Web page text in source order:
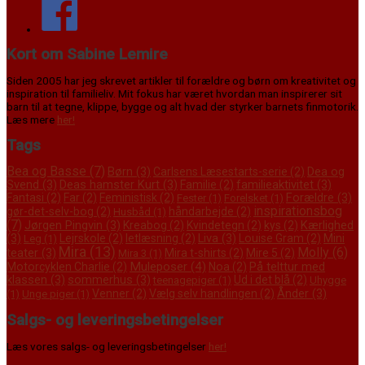
Kort om Sabine Lemire
Siden 2005 har jeg skrevet artikler til forældre og børn om kreativitet og
inspiration til familieliv. Mit fokus har været hvordan man inspirerer sit
barn til at tegne, klippe, bygge og alt hvad der styrker barnets finmotorik.
Læs mere her!
Tags
Bea og Basse (7) Børn (3) Carlsens Læsestarts-serie (2) Dea og
Svend (3) Deas hamster Kurt (3) Familie (2) familieaktivitet (3)
Fantasi (2) Far (2) Feministisk (2) Fester (1) Forelsket (1) Forældre (3)
gør-det-selv-bog (2) Husbåd (1) håndarbejde (2) inspirationsbog
(7) Jørgen Pingvin (3) Kreabog (2) Kvindetegn (2) kys (2) Kærlighed
(3) Leg (1) Lejrskole (2) letlæsning (2) Liva (3) Louise Gram (2) Mini
teater (3) Mira (13) Mira 3 (1) Mira t-shirts (2) Mire 5 (2) Molly (6)
Motorcyklen Charlie (2) Muleposer (4) Noa (2) På telttur med
klassen (3) sommerhus (3) teenagepiger (1) Ud i det blå (2) Uhygge
(1) Unge piger (1) Venner (2) Vælg selv handlingen (2) Ånder (3)
Salgs- og leveringsbetingelser
Læs vores salgs- og leveringsbetingelser her!